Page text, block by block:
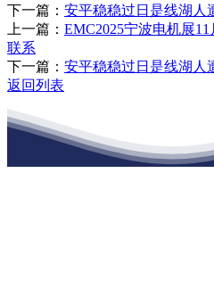
下一篇： 安平稳稳过日是线湖人
上一篇： EMC2025宁波电机展
联系
下一篇： 安平稳稳过日是线湖人
返回列表